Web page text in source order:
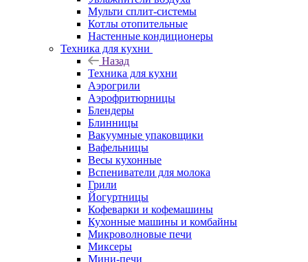
Мульти сплит-системы
Котлы отопительные
Настенные кондиционеры
Техника для кухни
Назад
Техника для кухни
Аэрогрили
Аэрофритюрницы
Блендеры
Блинницы
Вакуумные упаковщики
Вафельницы
Весы кухонные
Вспениватели для молока
Грили
Йогуртницы
Кофеварки и кофемашины
Кухонные машины и комбайны
Микроволновые печи
Миксеры
Мини-печи